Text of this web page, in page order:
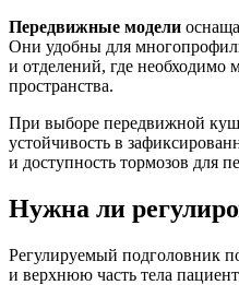
Передвижные модели
Они удобны для
и отделений, где необходимо
пространства.
При выборе передвижной
устойчивость в
и доступность тормозов для
Нужна ли
Регулируемый подголовник
и верхнюю часть тела